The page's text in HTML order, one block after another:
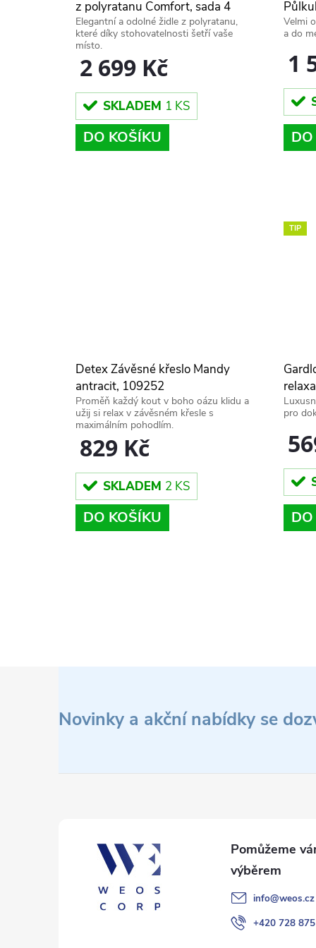
z polyratanu Comfort, sada 4
kusů, černá
2 699 Kč
SKLADEM 1 KS
DO KOŠÍKU
Elegantní a odolné židle z polyratanu,
které díky stohovatelnosti šetří vaše
místo.
1
Velmi
a do
Detex Závěsné křeslo Mandy
antracit, 109252
829 Kč
SKLADEM 2 KS
DO KOŠÍKU
Proměň každý kout v boho oázu klidu a
užij si relax v závěsném křesle s
maximálním pohodlím.
TIP
pro
d
c
Novinky a akční nabídky se
info@weos.cz
+420 728